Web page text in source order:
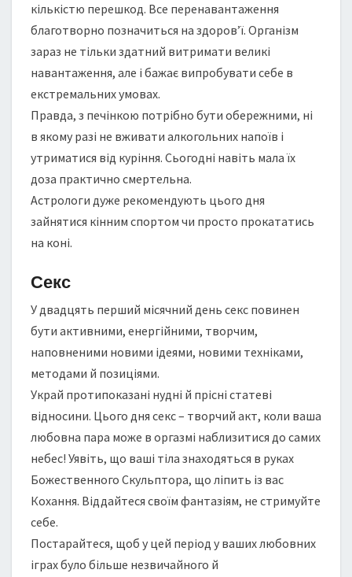
кількістю перешкод. Все перенавантаження
благотворно позначиться на здоров’ї. Організм
зараз не тільки здатний витримати великі
навантаження, але і бажає випробувати себе в
екстремальних умовах.
Правда, з печінкою потрібно бути обережними, ні
в якому разі не вживати алкогольних напоїв і
утриматися від куріння. Сьогодні навіть мала їх
доза практично смертельна.
Астрологи дуже рекомендують цього дня
зайнятися кінним спортом чи просто прокататись
на коні.
Секс
У двадцять перший місячний день секс повинен
бути активними, енергійними, творчим,
наповненими новими ідеями, новими техніками,
методами й позиціями.
Украй протипоказані нудні й прісні статеві
відносини. Цього дня секс – творчий акт, коли ваша
любовна пара може в оргазмі наблизитися до самих
небес! Уявіть, що ваші тіла знаходяться в руках
Божественного Скульптора, що ліпить із вас
Кохання. Віддайтеся своїм фантазіям, не стримуйте
себе.
Постарайтеся, щоб у цей період у ваших любовних
іграх було більше незвичайного й